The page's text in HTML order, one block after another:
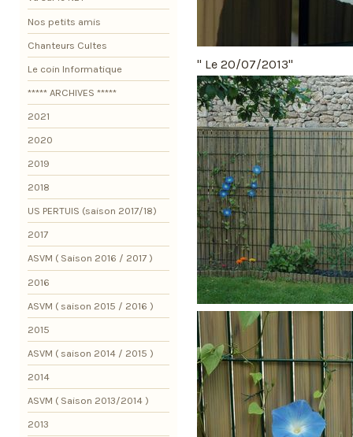
'' Le 20/07/2013''
Nos petits amis
Chanteurs Cultes
Le coin Informatique
***** ARCHIVES *****
2021
2020
2019
2018
US PERTUIS (saison 2017/18)
2017
ASVM ( Saison 2016 / 2017 )
2016
ASVM ( saison 2015 / 2016 )
2015
ASVM ( saison 2014 / 2015 )
2014
ASVM ( Saison 2013/2014 )
2013